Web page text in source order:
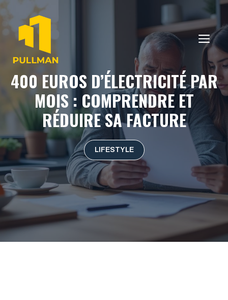
contenu
400 EUROS D’ÉLECTRICITÉ PAR
MOIS : COMPRENDRE ET
RÉDUIRE SA FACTURE
LIFESTYLE